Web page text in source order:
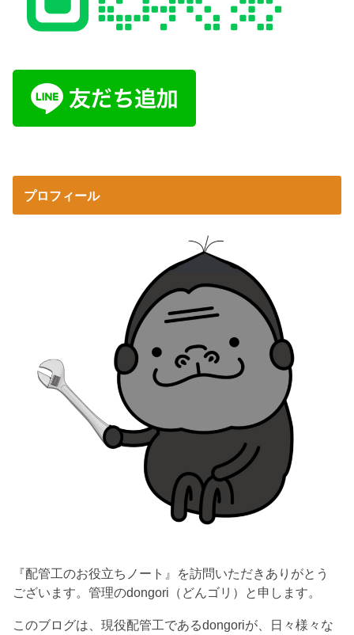
プロフィール
『配管工のお役立ちノート』を訪問いただきありがとう
ございます。管理のdongori（どんゴリ）と申します。
このブログは、現役配管工であるdongoriが、日々様々な